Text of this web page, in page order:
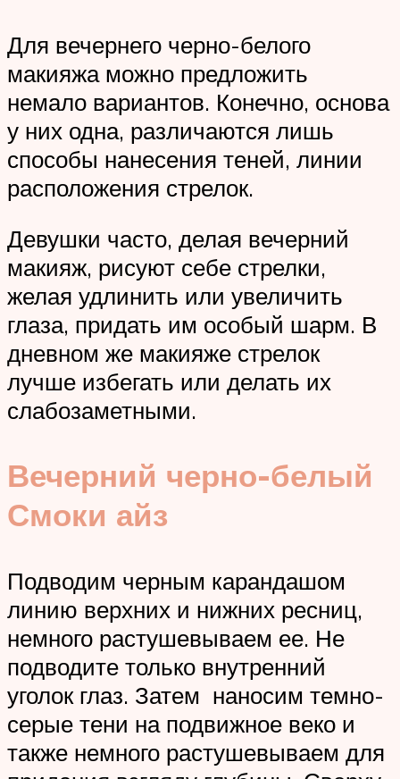
Для вечернего черно-белого
макияжа можно предложить
немало вариантов. Конечно, основа
у них одна, различаются лишь
способы нанесения теней, линии
расположения стрелок.
Девушки часто, делая вечерний
макияж, рисуют себе стрелки,
желая удлинить или увеличить
глаза, придать им особый шарм. В
дневном же макияже стрелок
лучше избегать или делать их
слабозаметными.
Вечерний черно-белый
Смоки айз
Подводим черным карандашом
линию верхних и нижних ресниц,
немного растушевываем ее. Не
подводите только внутренний
уголок глаз. Затем наносим темно-
серые тени на подвижное веко и
также немного растушевываем для